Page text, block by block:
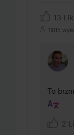
13
11815
To
2